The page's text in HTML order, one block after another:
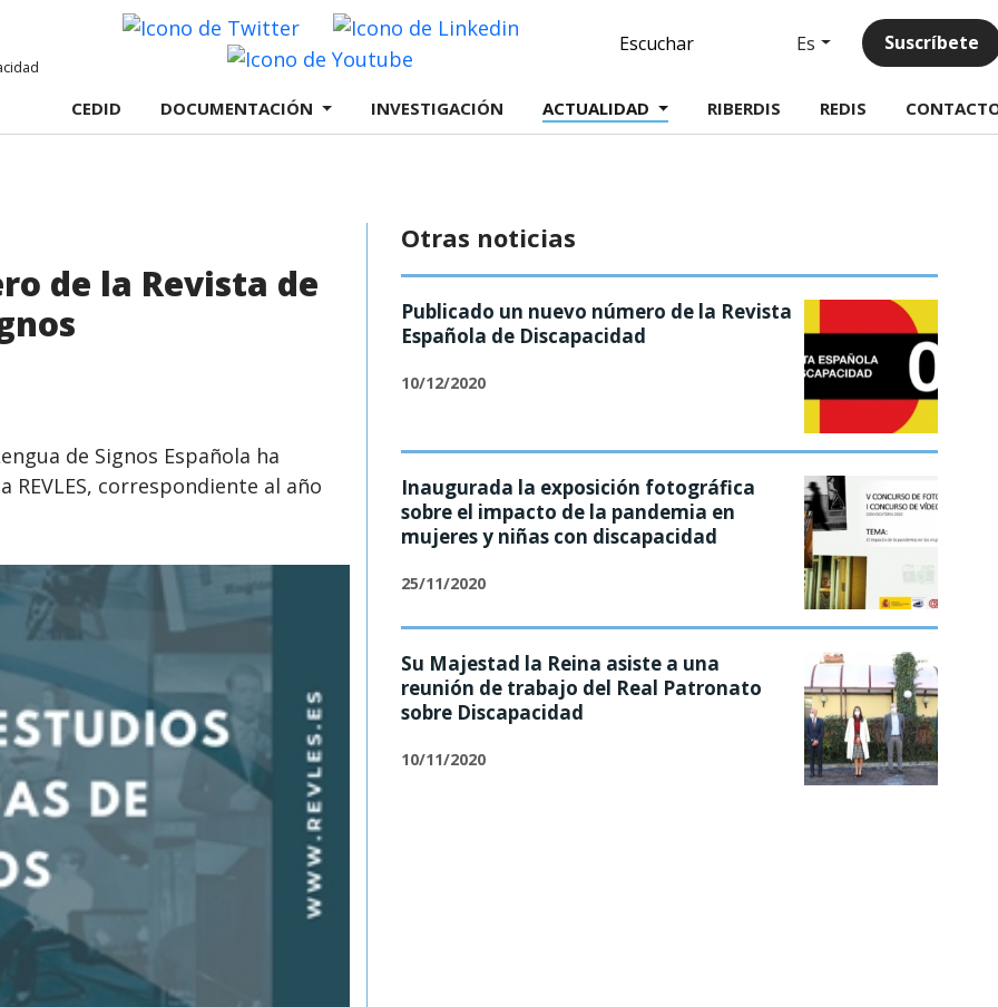
Twitter
Linkedin
Escuchar Es Suscríbete
CEDID DOCUMENTACIÓN INVESTIGACIÓN ACTUALIDAD RIBERDIS REDIS
de la Revista de
de Signos Española ha
correspondiente al año
Otras noticias
Publicado un nuevo número de la Revista
Española de Discapacidad
10/12/2020
Inaugurada la exposición fotográfica
sobre el impacto de la pandemia en
mujeres y niñas con discapacidad
25/11/2020
Su Majestad la Reina asiste a una
reunión de trabajo del Real Patronato
sobre Discapacidad
10/11/2020